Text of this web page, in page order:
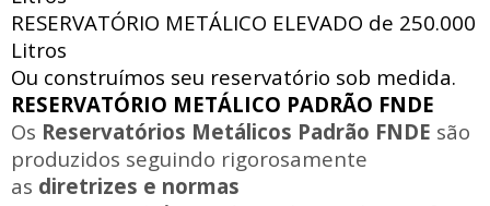
RESERVATÓRIO METÁLICO ELEVADO de 250.000
Litros
Ou construímos seu reservatório sob medida.
RESERVATÓRIO METÁLICO PADRÃO FNDE
Os Reservatórios Metálicos Padrão FNDE são
produzidos seguindo rigorosamente
as diretrizes e normas